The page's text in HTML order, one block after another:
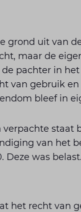
grond uit van
maar de
pachter in
van gebruik
bleef in
staat
van het
Deze was belast.
het recht van